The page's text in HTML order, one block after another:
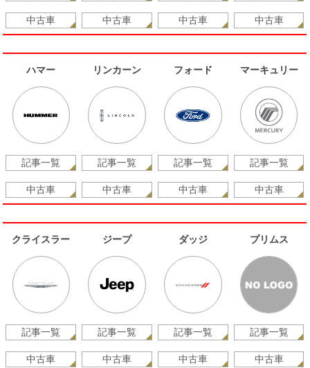
中古車 中古車 中古車 中古車
ハマー
記事一覧
中古車
リンカーン
記事一覧
中古車
フォード
記事一覧
中古車
マーキュリー
記事一覧
中古車
クライスラー
記事一覧
中古車
ジープ
記事一覧
中古車
ダッジ
記事一覧
中古車
プリムス
記事一覧
中古車